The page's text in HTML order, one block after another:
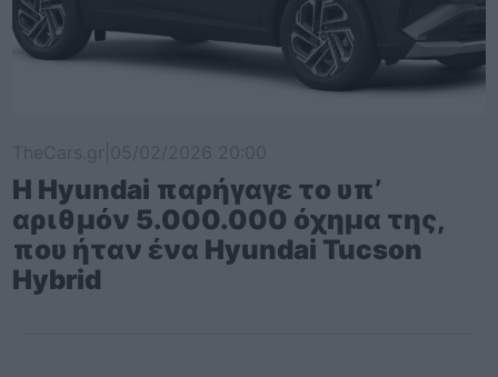
Η Hyundai παρήγαγε το υπ’
αριθμόν 5.000.000 όχημα της,
που ήταν ένα Hyundai Tucson
Hybrid